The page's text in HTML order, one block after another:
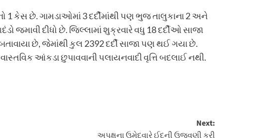
1 કેસ છે. ગામડાઓમાં 3 દર્દીમાંથી પણ ભુજ તાલુકાના 2 અને
દીધો છે. જિલ્લામાં શુક્રવારે વધુ 18 દર્દીઓ સાજા
છે, જેમાંથી કુલ 2392 દર્દી સાજા પણ થઈ ગયા છે.
આંકડા છુપાવવાની પલાયનવાદી વૃત્તિ બદલાઈ નથી.
Next:
અપક્ષના ઉમેદવારે ઈદની ઉજવણી કરી